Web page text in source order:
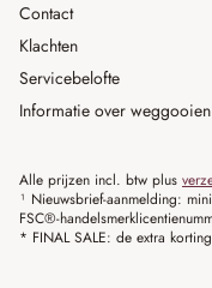
Contact
Klachten
Servicebelofte
Informatie over weggooien
Alle prijzen incl. btw plus
¹ Nieuwsbrief-aanmelding:
FSC®-
* FINAL SALE: de extra